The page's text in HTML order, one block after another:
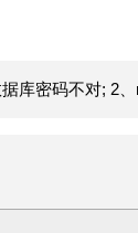
库密码不对; 2、